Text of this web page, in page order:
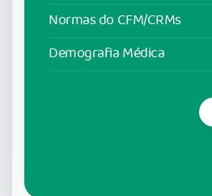
Normas do CFM/CRMs
Demografia Médica